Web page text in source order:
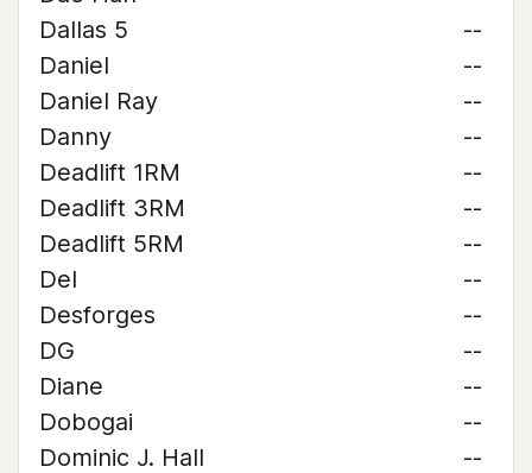
Dallas 5
--
Daniel
--
Daniel Ray
--
Danny
--
Deadlift 1RM
--
Deadlift 3RM
--
Deadlift 5RM
--
Del
--
Desforges
--
DG
--
Diane
--
Dobogai
--
Dominic J. Hall
--